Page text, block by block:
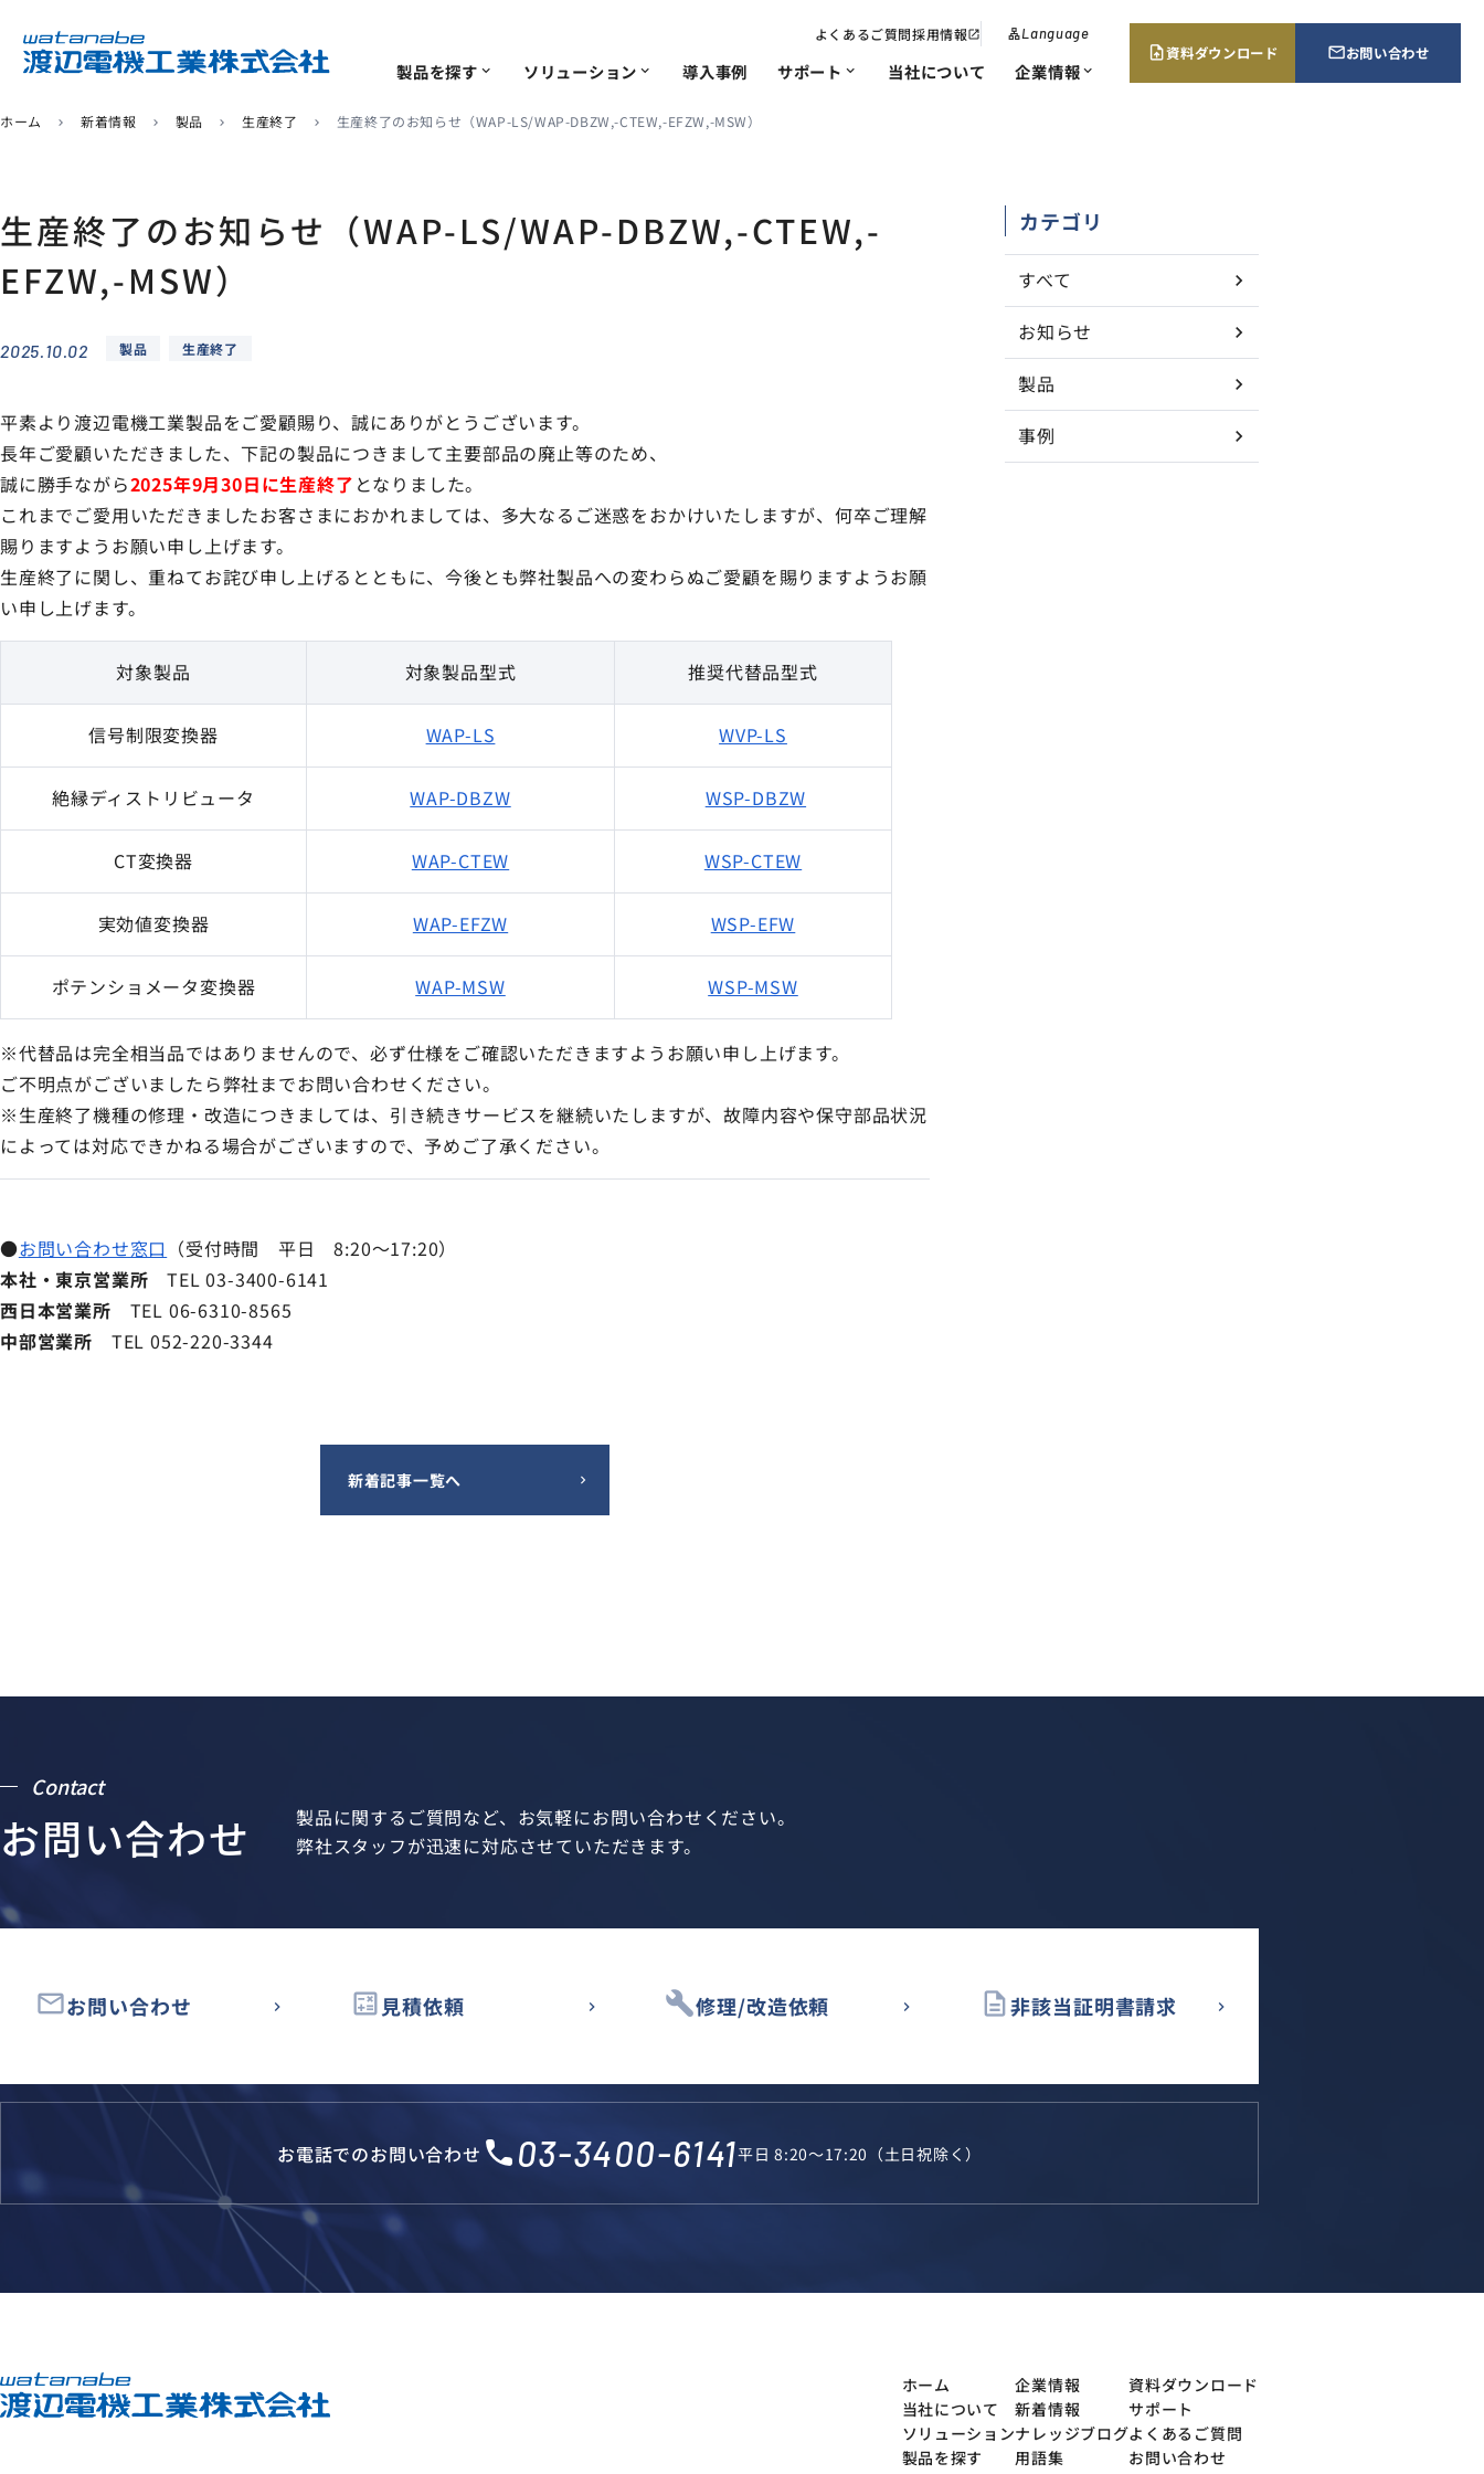
よくあるご質問採用情報open_in_new
lan
u
a
Language
製品を探す expand_more
920MHz無線センサー
電力量計・デマンド計
デジタルパネルメータ
ソフトウェア
センサ
CT
分流器/分圧器/倍率器
無接点メーターリレー
生産終了・取扱終了
ソリューション expand_more 導入事例 サポート expand_more 当社について 企業情報 expand_more
upload_file資料ダウンロード mail_outlineお問い合わせ
ホーム chevron_right 新着情報 chevron_right 製品 chevron_right 生産終了 chevron_right 生産終了のお知らせ（WAP-LS/WAP-DBZW,-CTEW,-EFZW,-MSW）
生産終了のお知らせ（WAP-LS/WAP-DBZW,-CTEW,-
EFZW,-MSW）
2025.10.02 製品 生産終了
平素より渡辺電機工業製品をご愛顧賜り、誠にありがとうございます。
長年ご愛顧いただきました、下記の製品につきまして主要部品の廃止等のため、
誠に勝手ながら2025年9月30日に生産終了 となりました。
これまでご愛用いただきましたお客さまにおかれましては、多大なるご迷惑をおかけいたしますが、何卒ご理解
賜りますようお願い申し上げます。
生産終了に関し、重ねてお詫び申し上げるとともに、今後とも弊社製品への変わらぬご愛顧を賜りますようお願
い申し上げます。
対象製品 対象製品型式 推奨代替品型式
信号制限変換器 WAP-LS WVP-LS
絶縁ディストリビュータ WAP-DBZW WSP-DBZW
CT変換器 WAP-CTEW WSP-CTEW
実効値変換器 WAP-EFZW WSP-EFW
ポテンショメータ変換器 WAP-MSW WSP-MSW
※代替品は完全相当品ではありませんので、必ず仕様をご確認いただきますようお願い申し上げます。
ご不明点がございましたら弊社までお問い合わせください。
※生産終了機種の修理・改造につきましては、引き続きサービスを継続いたしますが、故障内容や保守部品状況
によっては対応できかねる場合がございますので、予めご了承ください。
●お問い合わせ窓口 （受付時間 平日 8:20～17:20）
本社・東京営業所 TEL 03-3400-6141
西日本営業所 TEL 06-6310-8565
中部営業所 TEL 052-220-3344
新着記事一覧へ
カテゴリ
すべて
お知らせ
製品
事例
Contact
お問い合わせ
製品に関するご質問など、お気軽にお問い合わせください。
弊社スタッフが迅速に対応させていただきます。
emailお問い合わせ calculate 見積依頼 build修理/改造依頼 description非該当証明書請求
お電話でのお問い合わせ local_phone03-3400-6141平日 8:20～17:20（土日祝除く）
ホーム
当社について
ソリューション
製品を探す
企業情報
新着情報
ナレッジブログ
用語集
資料ダウンロード
サポート
よくあるご質問
お問い合わせ